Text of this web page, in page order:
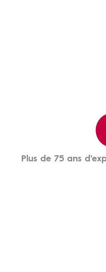
Plus de 75 ans